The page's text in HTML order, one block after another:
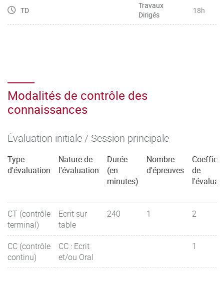
TD
Travaux
Dirigés
18h
Modalités de contrôle des
connaissances
Évaluation initiale / Session principale
Type
d'évaluation
Nature de
l'évaluation
Durée
(en
minutes)
Nombre
d'épreuves
de
CT (contrôle
terminal)
Ecrit sur
table
240 1 2
CC (contrôle
continu)
CC : Ecrit
et/ou Oral
1